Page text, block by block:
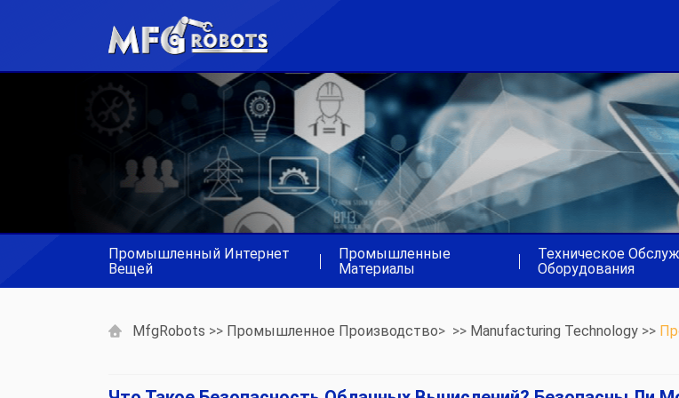
Промышленный Интернет
Вещей
Промышленные
Материалы
Техническое
Оборудования
MfgRobots >> Промышленное Производство> >> Manufacturing Technology >>